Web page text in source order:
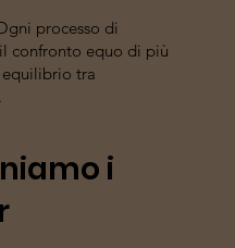
processo di
confronto equo di più
tra
i